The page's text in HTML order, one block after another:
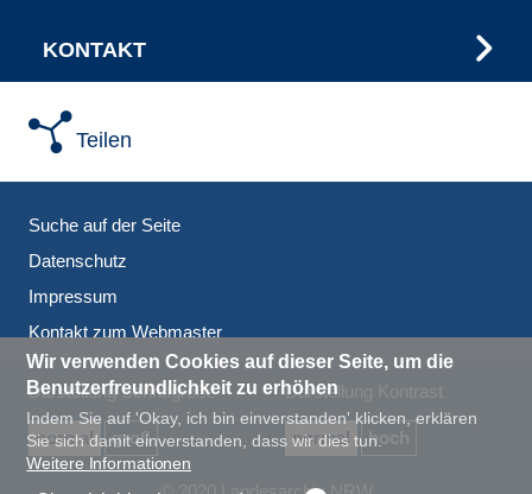
KONTAKT
Teilen
Darstellung Schriftgröße Darstellung Kontrast
normal groß normal hoch
Suche auf der Seite
Datenschutz
Impressum
Kontakt zum Webmaster
Wir verwenden Cookies auf dieser Seite, um die
Benutzerfreundlichkeit zu erhöhen
Indem Sie auf 'Okay, ich bin einverstanden' klicken, erklären
Sie sich damit einverstanden, dass wir dies tun.
Weitere Informationen